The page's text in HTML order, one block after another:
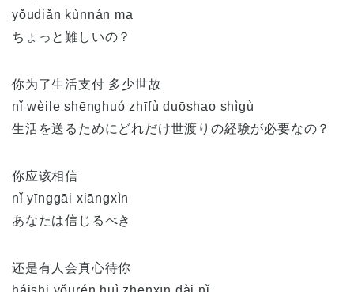
yǒudiǎn kùnnán ma
ちょっと難しいの？
你为了生活支付 多少世故
nǐ wèile shēnghuó zhīfù duōshao shìgù
生活を送るためにどれだけ世渡りの経験が必要なの？
你应该相信
nǐ yīnggāi xiāngxìn
あなたは信じるべき
还是有人会真心待你